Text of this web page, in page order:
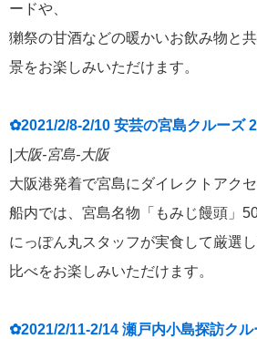
ードや、
獺祭の甘酒などの暖かいお飲み物と
景をお楽しみいただけます。
✿2021/2/8-2/10 安芸の宮島クルーズ 2
|大阪-宮島-大阪
大阪港発着で宮島にダイレクトアクセ
船内では、宮島名物「もみじ饅頭」
にっぽん丸スタッフが実食して厳選
比べをお楽しみいただけます。
✿2021/2/11-2/14 瀬戸内小島探訪クル